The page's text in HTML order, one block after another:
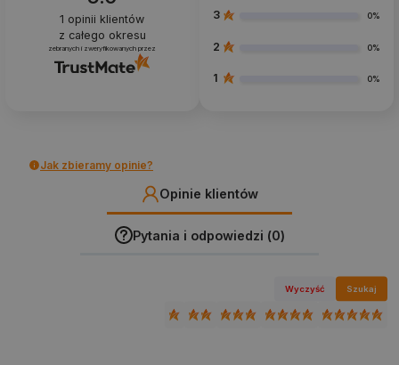
1 opinii klientów
z całego okresu
zebranych i zweryfikowanych przez
3 0%
2 0%
1 0%
Jak zbieramy opinie?
Opinie klientów
Pytania i odpowiedzi (0)
Wyczyść Szukaj